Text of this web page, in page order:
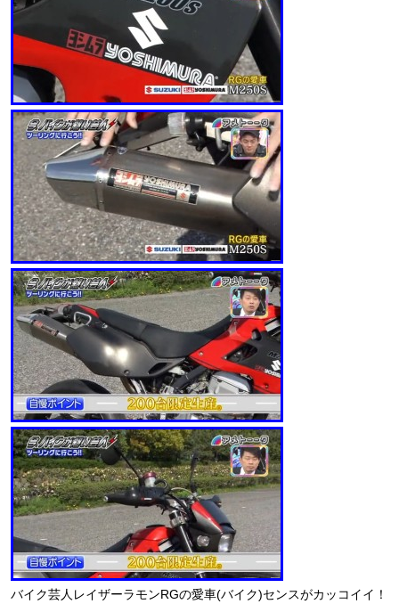
バイク芸人レイザーラモンRGの愛車(バイク)センスがカッコイイ！